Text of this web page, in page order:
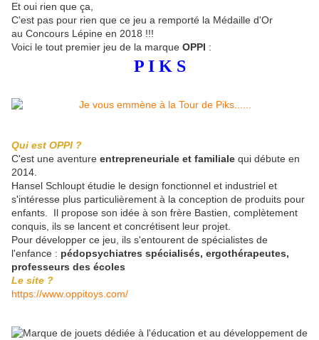
Et oui rien que ça,
C'est pas pour rien que ce jeu a remporté la Médaille d'Or
au Concours Lépine en 2018 !!!
Voici le tout premier jeu de la marque OPPI :
P I K S
Qui est OPPI ?
C'est une aventure entrepreneuriale et familiale qui débute en
2014.
Hansel Schloupt étudie le design fonctionnel et industriel et
s'intéresse plus particulièrement à la conception de produits pour
enfants. Il propose son idée à son frère Bastien, complètement
conquis, ils se lancent et concrétisent leur projet.
Pour développer ce jeu, ils s'entourent de spécialistes de
l'enfance : pédopsychiatres spécialisés, ergothérapeutes,
professeurs des écoles
Le site ?
https://www.oppitoys.com/